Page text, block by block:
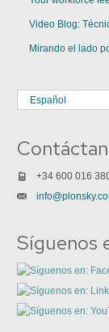
Video Blog:
Mirando el lado
Español
+34 600 016
Síguenos